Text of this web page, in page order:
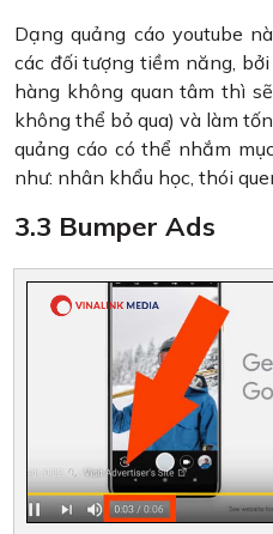
Dạng quảng cáo youtube
các đối tượng tiềm năng,
hàng không quan tâm thì
không thể bỏ qua) và làm
quảng cáo có thể nhắm
như: nhân khẩu học, thói
3.3 Bumper Ads